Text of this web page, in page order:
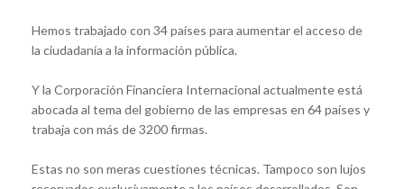
Hemos trabajado con 34 países para aumentar el acceso de
la ciudadanía a la información pública.
Y la Corporación Financiera Internacional actualmente está
abocada al tema del gobierno de las empresas en 64 países y
trabaja con más de 3200 firmas.
Estas no son meras cuestiones técnicas. Tampoco son lujos